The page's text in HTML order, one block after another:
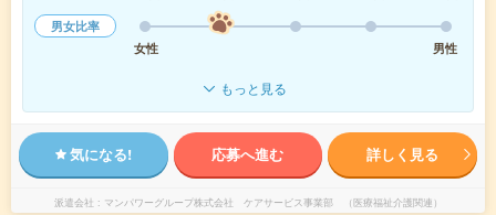
男女比率
女性
男性
もっと見る
気になる! 応募へ進む 詳しく見る
派遣会社 マンパワーグループ株式会社 ケアサービス事業部 （医療福祉介護関連）